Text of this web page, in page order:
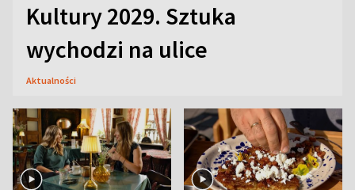
Kultury 2029. Sztuka
wychodzi na ulice
Aktualności